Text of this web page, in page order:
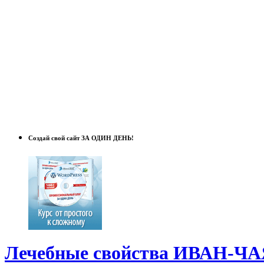
Создай свой сайт ЗА ОДИН ДЕНЬ!
Лечебные свойства ИВАН-